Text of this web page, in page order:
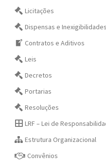
Licitações
Dispensas e Inexigibilidades
Contratos e Aditivos
Leis
Decretos
Portarias
Resoluções
LRF – Lei de
Estrutura Organizacional
Convênios